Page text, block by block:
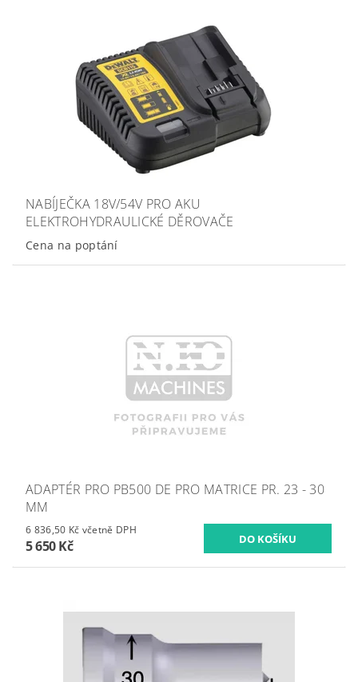
NABÍJEČKA 18V/54V PRO AKU
ELEKTROHYDRAULICKÉ DĚROVAČE
Cena na poptání
ADAPTÉR PRO PB500 DE PRO MATRICE PR. 23 - 30
MM
6 836,50 Kč včetně DPH
5 650 Kč